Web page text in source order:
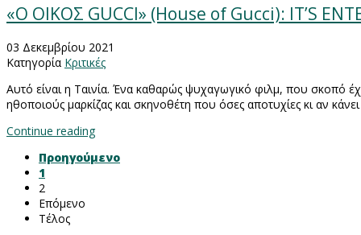
«Ο ΟΙΚΟΣ GUCCI» (House of Gucci): IT’S
03 Δεκεμβρίου 2021
Κατηγορία Κριτικές
Αυτό είναι η Ταινία. Ένα καθαρώς ψυχαγωγικό φιλμ, που σκοπό
ηθοποιούς μαρκίζας και σκηνοθέτη που όσες αποτυχίες κι αν
Continue reading
Προηγούμενο
1
2
Επόμενο
Τέλος